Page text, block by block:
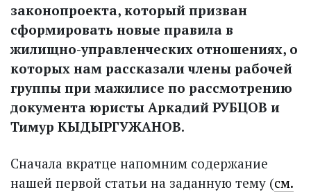
законопроекта, который призван
сформировать новые правила в
жилищно-управленческих отношениях, о
которых нам рассказали члены рабочей
группы при мажилисе по рассмотрению
документа юристы Аркадий РУБЦОВ и
Тимур КЫДЫРГУЖАНОВ.
Сначала вкратце напомним содержание
нашей первой статьи на заданную тему (см.